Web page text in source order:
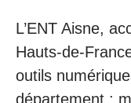
L’ENT Aisne,
Hauts-de-
outils
département :